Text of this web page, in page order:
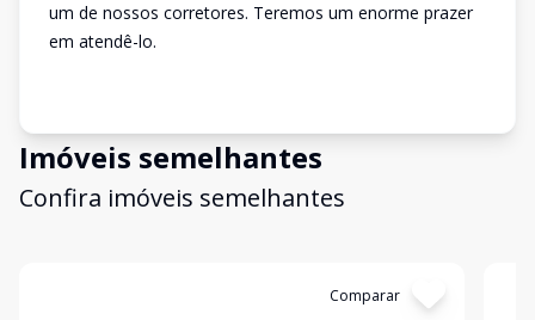
um de nossos corretores. Teremos um enorme prazer
em atendê-lo.
Imóveis semelhantes
Confira imóveis semelhantes
Comparar